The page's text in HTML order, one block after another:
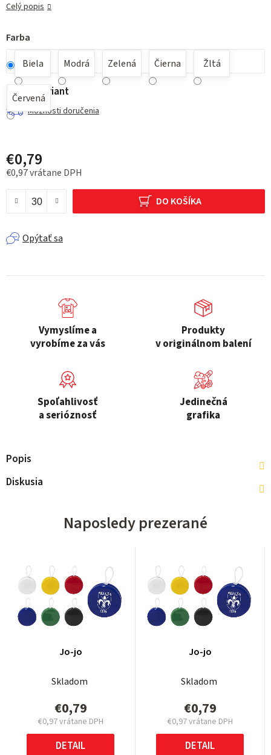
Celý popis
Farba
Biela
Modrá Zelená Čierna Žltá
Červená
Zvoľte variant
Možnosti doručenia
€0,79
€0,97 vrátane DPH
DO KOŠÍKA
Opýtať sa
Vymyslíme a
vyrobíme za vás
Produkty
v originálnom balení
Spoľahlivosť
a serióznosť
Jedinečná
grafika
Popis
Diskusia
Naposledy prezerané
Jo-jo
Skladom
€0,79
€0,97 vrátane DPH
Jednotková
cena:
DETAIL
Jo-jo
Skladom
€0,79
€0,97 vrátane DPH
Jednotková
cena:
DETAIL